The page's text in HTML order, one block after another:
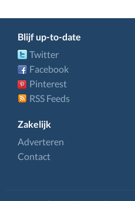
Blijf up-to-date
Twitter
Facebook
Pinterest
RSS Feeds
Zakelijk
Adverteren
Contact